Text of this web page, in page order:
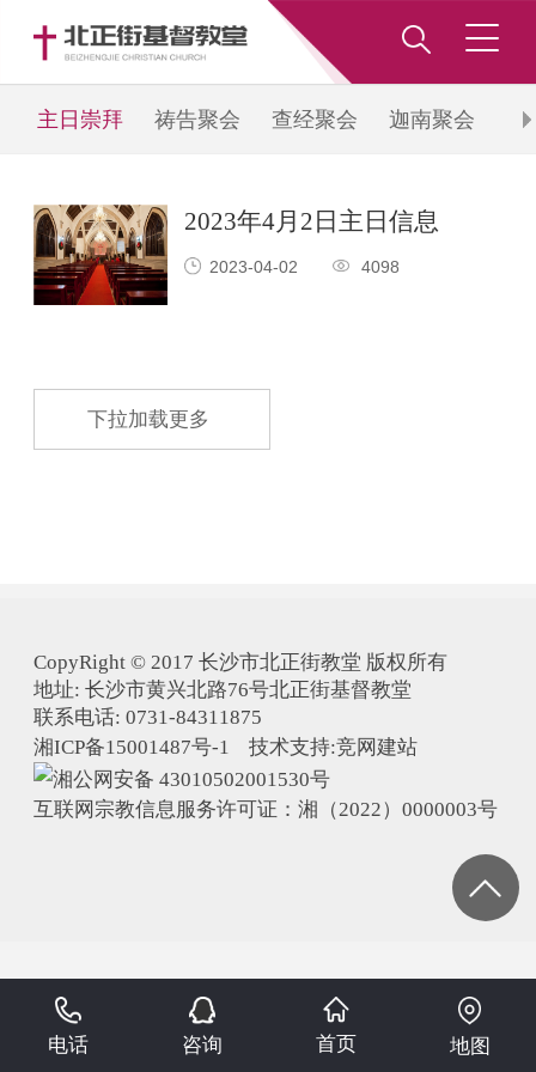
主日崇拜 祷告聚会 查经聚会 迦南聚会
2023年4月2日主日信息
2023-04-02 4098
下拉加载更多
CopyRight © 2017 长沙市北正街教堂 版权所有
地址: 长沙市黄兴北路76号北正街基督教堂
联系电话: 0731-84311875
湘ICP备15001487号-1 技术支持:竞网建站
湘公网安备 43010502001530号
互联网宗教信息服务许可证：湘（2022）0000003号
电话 咨询 首页 地图